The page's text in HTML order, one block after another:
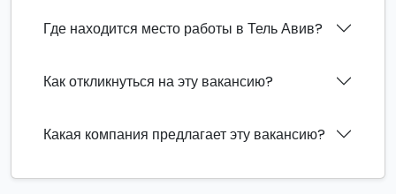
Где находится место работы в Тель Авив?
Как откликнуться на эту вакансию?
Какая компания предлагает эту вакансию?